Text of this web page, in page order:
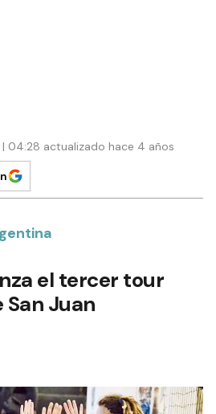
04:28 actualizado hace 4 años
el tercer tour
San Juan